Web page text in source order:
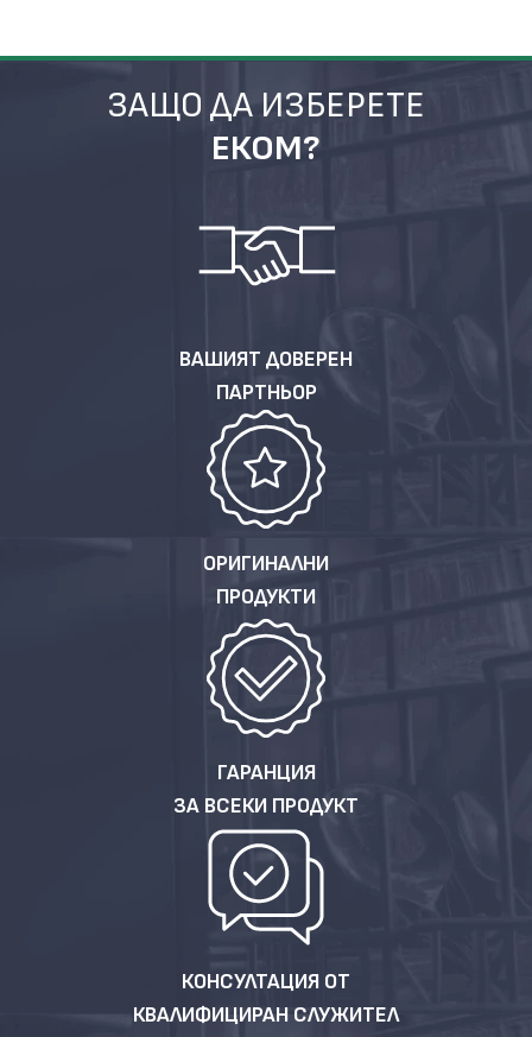
ЗАЩО ДА ИЗБЕРЕТЕ
ЕКОМ?
ВАШИЯТ ДОВЕРЕН
ПАРТНЬОР
ОРИГИНАЛНИ
ПРОДУКТИ
ГАРАНЦИЯ
ЗА ВСЕКИ ПРОДУКТ
КОНСУЛТАЦИЯ ОТ
КВАЛИФИЦИРАН СЛУЖИТЕЛ